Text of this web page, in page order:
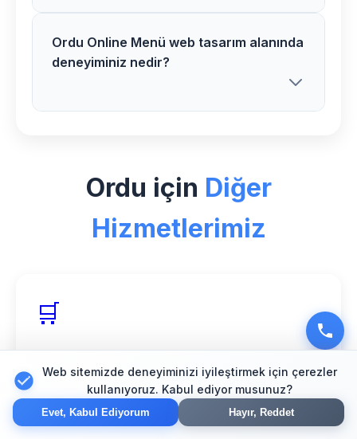
Evet, Çamaş bölgesindeki tüm Online
Menü web tasarım projelerimizde 1 yıl
sunuyoruz.
Ordu Online Menü web tasarım alanında
deneyiminiz nedir?
proje ve %98 müşteri memnuniyeti
oranımızla hizmet veriyoruz.
Ordu için Diğer
Hizmetlerimiz
🛒
Ordu E-Ticaret
Güvenli online mağaza çözümleri
Web sitemizde deneyiminizi iyileştirmek için çerezler
kullanıyoruz. Kabul ediyor musunuz?
Evet, Kabul Ediyorum Hayır, Reddet